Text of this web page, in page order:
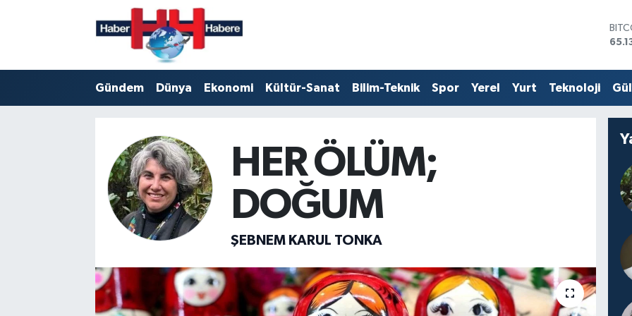
Gündem Dünya Ekonomi Kültür-Sanat Bilim-Teknik Spor Yerel Yurt Teknoloji
HER ÖLÜM;
DOĞUM
ŞEBNEM KARUL TONKA
Trafik Durumu
Tüm Manşetler
Son Dakika Haberleri